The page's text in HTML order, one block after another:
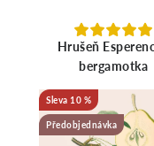
Hrušeň
bergamotka
10 %
Předobjednávka